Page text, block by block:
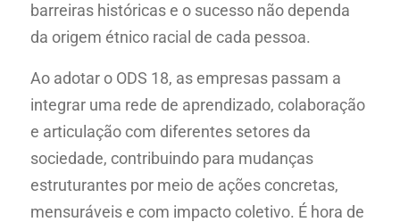
barreiras históricas e o sucesso não dependa
da origem étnico racial de cada pessoa.
Ao adotar o ODS 18, as empresas passam a
integrar uma rede de aprendizado, colaboração
e articulação com diferentes setores da
sociedade, contribuindo para mudanças
estruturantes por meio de ações concretas,
mensuráveis e com impacto coletivo. É hora de